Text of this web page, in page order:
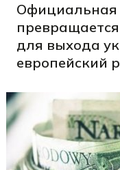
Официальная
для выхода
европейский